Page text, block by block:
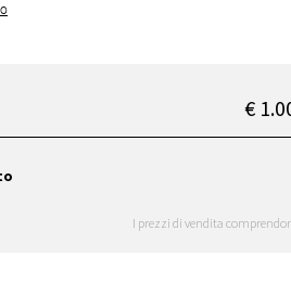
€
I prezzi di vendita